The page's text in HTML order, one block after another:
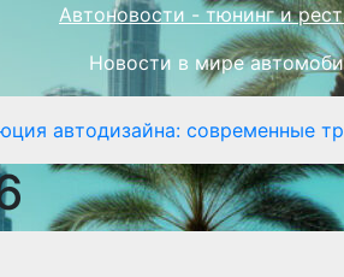
Автоновости - тюнинг и
Новости в мире
автодизайна: современные